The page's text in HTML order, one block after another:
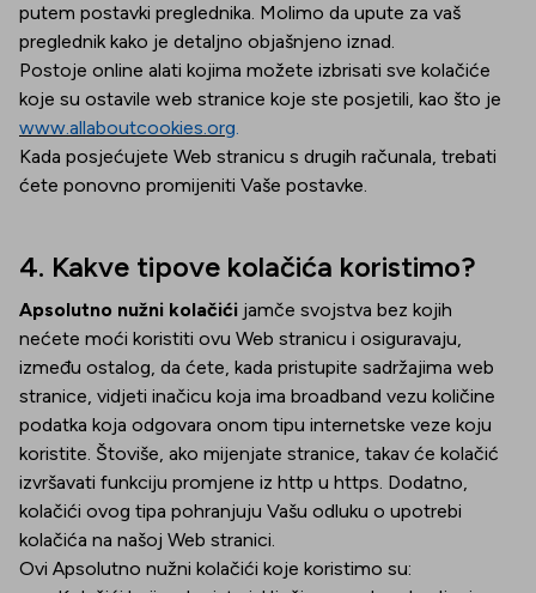
putem postavki preglednika. Molimo da upute za vaš
preglednik kako je detaljno objašnjeno iznad.
Postoje online alati kojima možete izbrisati sve kolačiće
koje su ostavile web stranice koje ste posjetili, kao što je
www.allaboutcookies.org.
Kada posjećujete Web stranicu s drugih računala, trebati
ćete ponovno promijeniti Vaše postavke.
4. Kakve tipove kolačića koristimo?
Apsolutno nužni kolačići jamče svojstva bez kojih
nećete moći koristiti ovu Web stranicu i osiguravaju,
između ostalog, da ćete, kada pristupite sadržajima web
stranice, vidjeti inačicu koja ima broadband vezu količine
podatka koja odgovara onom tipu internetske veze koju
koristite. Štoviše, ako mijenjate stranice, takav će kolačić
izvršavati funkciju promjene iz http u https. Dodatno,
kolačići ovog tipa pohranjuju Vašu odluku o upotrebi
kolačića na našoj Web stranici.
Ovi Apsolutno nužni kolačići koje koristimo su: